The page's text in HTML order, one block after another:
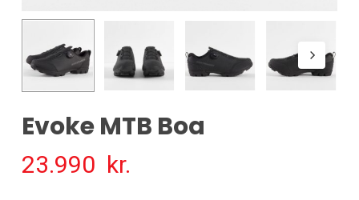
Evoke MTB Boa
23.990 kr.